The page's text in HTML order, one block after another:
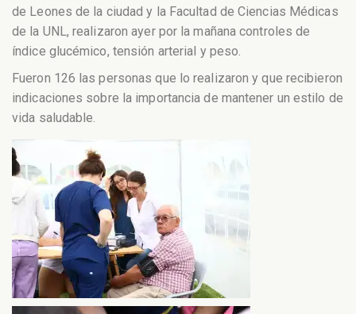
de Leones de la ciudad y la Facultad de Ciencias Médicas
de la UNL, realizaron ayer por la mañana controles de
índice glucémico, tensión arterial y peso.
Fueron 126 las personas que lo realizaron y que recibieron
indicaciones sobre la importancia de mantener un estilo de
vida saludable.